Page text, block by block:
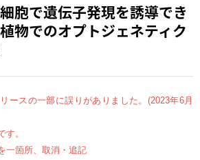
胞で遺伝子発現を誘導でき
物でのオプトジェネティク
ースの一部に誤りがありました。(2023年6月
。
一箇所、取消・追記